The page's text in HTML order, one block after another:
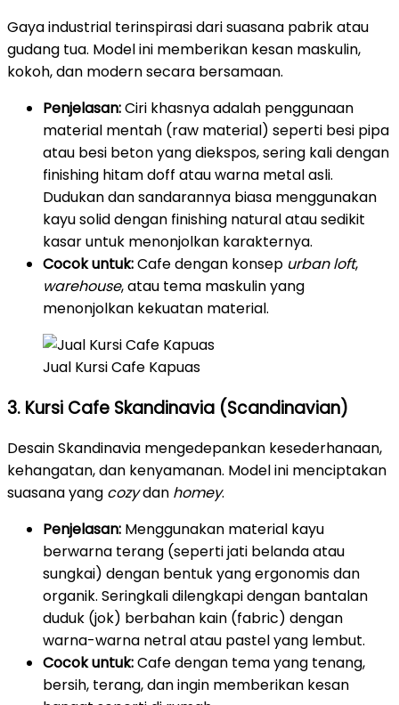
Gaya industrial terinspirasi dari suasana pabrik atau
gudang tua. Model ini memberikan kesan maskulin,
kokoh, dan modern secara bersamaan.
Penjelasan:Ciri khasnya adalah penggunaan
material mentah (raw material) seperti besi pipa
atau besi beton yang diekspos, sering kali dengan
finishing hitam doff atau warna metal asli.
Dudukan dan sandarannya biasa menggunakan
kayu solid dengan finishing natural atau sedikit
kasar untuk menonjolkan karakternya.
Cocok untuk:Cafe dengan konsep urban loft,
warehouse, atau tema maskulin yang
menonjolkan kekuatan material.
Jual Kursi Cafe Kapuas
3. Kursi Cafe Skandinavia (Scandinavian)
Desain Skandinavia mengedepankan kesederhanaan,
kehangatan, dan kenyamanan. Model ini menciptakan
suasana yang cozydan homey.
Penjelasan: Menggunakan material kayu
berwarna terang (seperti jati belanda atau
sungkai) dengan bentuk yang ergonomis dan
organik. Seringkali dilengkapi dengan bantalan
duduk (jok) berbahan kain (fabric) dengan
warna-warna netral atau pastel yang lembut.
Cocok untuk:Cafe dengan tema yang tenang,
bersih, terang, dan ingin memberikan kesan